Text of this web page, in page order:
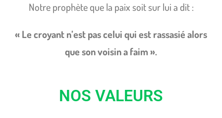
Notre prophète que la paix soit sur lui a dit :
« Le croyant n’est pas celui qui est rassasié alors
que son voisin a faim ».
NOS VALEURS